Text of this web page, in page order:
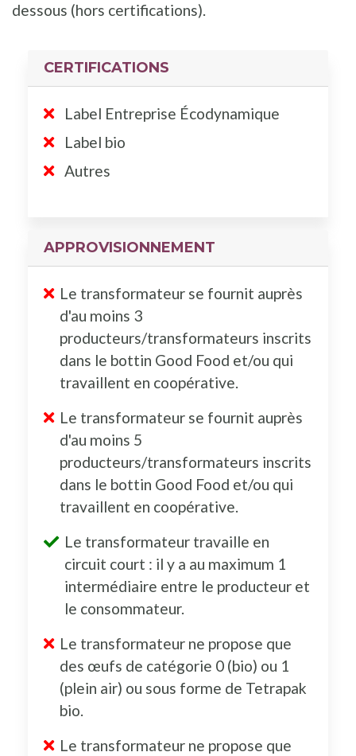
dessous (hors certifications).
CERTIFICATIONS
Label Entreprise Écodynamique
Label bio
Autres
APPROVISIONNEMENT
Le transformateur se fournit auprès
d'au moins 3
producteurs/transformateurs inscrits
dans le bottin Good Food et/ou qui
travaillent en coopérative.
Le transformateur se fournit auprès
d'au moins 5
producteurs/transformateurs inscrits
dans le bottin Good Food et/ou qui
travaillent en coopérative.
Le transformateur travaille en
circuit court : il y a au maximum 1
intermédiaire entre le producteur et
le consommateur.
Le transformateur ne propose que
des œufs de catégorie 0 (bio) ou 1
(plein air) ou sous forme de Tetrapak
bio.
Le transformateur ne propose que